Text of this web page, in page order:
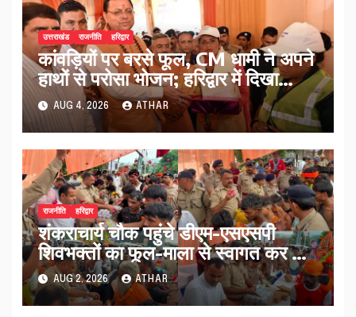
उत्तराखंड राजनीति हरिद्वार
कांवड़ियों पर बरसे फूल, CM धामी ने अपने
हाथों से परोसा भोजन; हरिद्वार में दिखा
आस्था का अद्भुत संगम…
AUG 4, 2026 ATHAR
राजनीति हरिद्वार
शंकराचार्य चौक पहुंचे डीएम-एसएसपी
शिवभक्तों का फूल-माला से स्वागत कर बांटे
फल और जूस…
AUG 2, 2026 ATHAR